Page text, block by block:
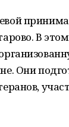
В
Они